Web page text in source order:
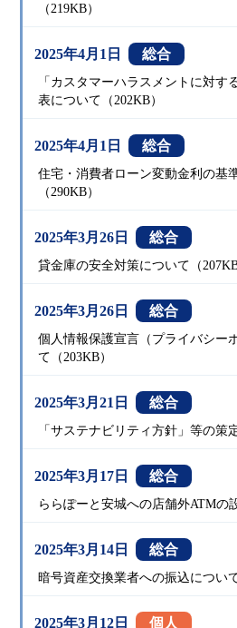
（219KB）
2025年4月1日 総合
「カスタマーハラスメントに対す
表について（202KB）
2025年4月1日 総合
住宅・消費者ローン変動金利の基
（290KB）
2025年3月26日 総合
貸金庫の安全対策について（207KB
2025年3月26日 総合
個人情報保護宣言（プライバシー
て（203KB）
2025年3月21日 総合
「サステナビリティ方針」等の策
2025年3月17日 総合
ららぽーと安城への店舗外ATMの
2025年3月14日 総合
暗号資産交換業者への振込について
2025年3月12日 個人